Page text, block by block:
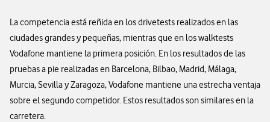
La competencia está reñida en los drivetests realizados en las
ciudades grandes y pequeñas, mientras que en los walktests
Vodafone mantiene la primera posición. En los resultados de las
pruebas a pie realizadas en Barcelona, Bilbao, Madrid, Málaga,
Murcia, Sevilla y Zaragoza, Vodafone mantiene una estrecha ventaja
sobre el segundo competidor. Estos resultados son similares en la
carretera.